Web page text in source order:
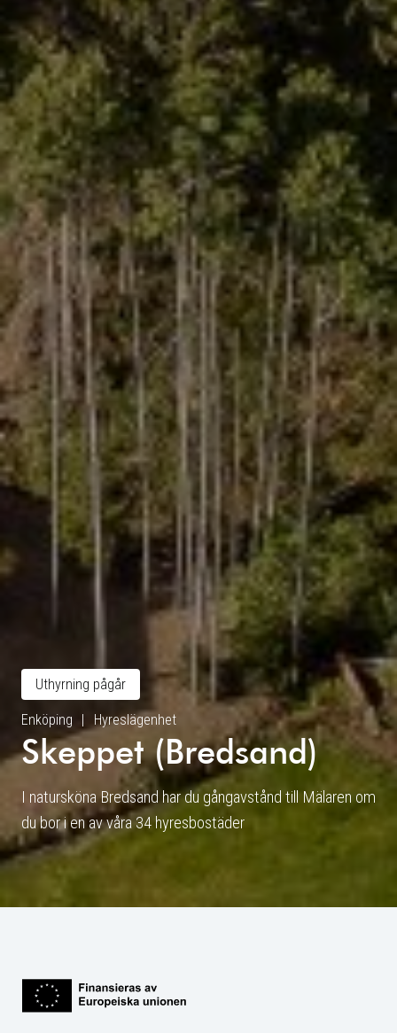
Uthyrning pågår
Enköping Hyreslägenhet
Skeppet (Bredsand)
I natursköna Bredsand har du gångavstånd till Mälaren om
du bor i en av våra 34 hyresbostäder